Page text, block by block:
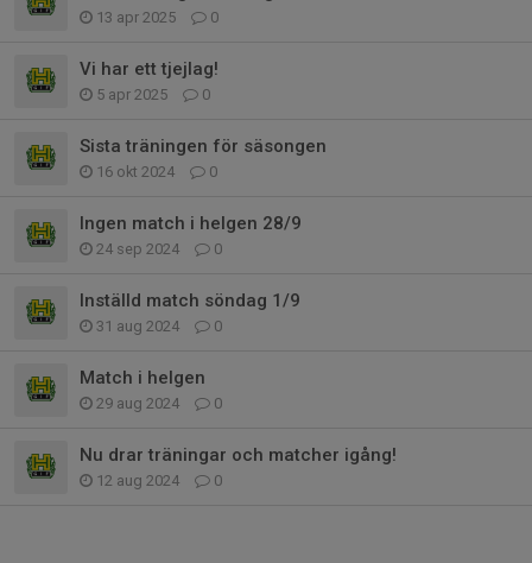
13 apr 2025 0
Vi har ett tjejlag!
5 apr 2025 0
Sista träningen för säsongen
16 okt 2024 0
Ingen match i helgen 28/9
24 sep 2024 0
Inställd match söndag 1/9
31 aug 2024 0
Match i helgen
29 aug 2024 0
Nu drar träningar och matcher igång!
12 aug 2024 0